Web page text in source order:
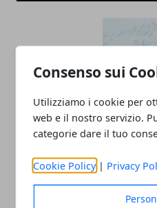
Consenso sui
Utilizziamo i cookie per
web e il nostro servizio.
categorie dare il tuo
Cookie Policy | Privacy
Come fare
online vantaggiosa